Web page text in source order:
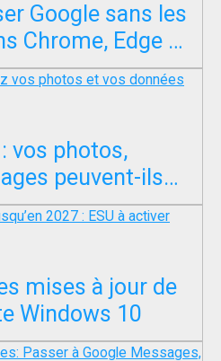
Google sans les
Chrome, Edge et
vos photos,
peuvent-ils
l’IA ?
mises à jour de
Windows 10